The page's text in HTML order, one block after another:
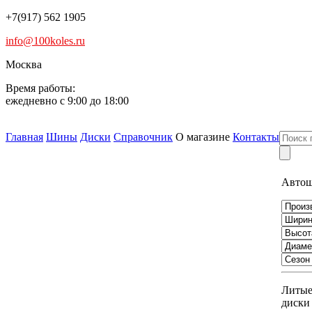
+7(917) 562 1905
info@100koles.ru
Москва
Время работы:
ежедневно с 9:00 до 18:00
Главная Шины Диски Справочник О магазине Контакты
Литые
диски